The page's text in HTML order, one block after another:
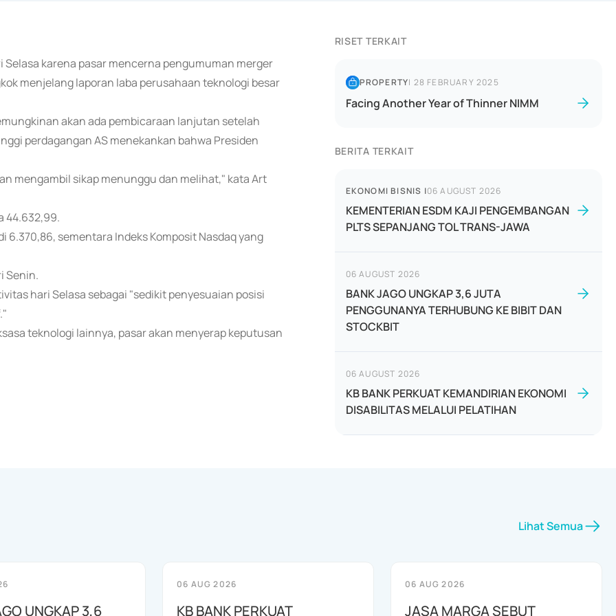
karena pasar mencerna pengumuman merger
menjelang laporan laba perusahaan teknologi besar
akan ada pembicaraan lanjutan setelah
perdagangan AS menekankan bahwa Presiden
mengambil sikap menunggu dan melihat," kata Art
44.632,99.
6.370,86, sementara Indeks Komposit Nasdaq yang
Senin.
hari Selasa sebagai "sedikit penyesuaian posisi
teknologi lainnya, pasar akan menyerap keputusan
RISET TERKAIT
PROPERTY| 28 FEBRUARY 2025
Facing Another Year of Thinner NIMM
BERITA TERKAIT
EKONOMI BISNIS |06 AUGUST 2026
KEMENTERIAN ESDM KAJI PENGEMBANGAN
PLTS SEPANJANG TOL TRANS-JAWA
06 AUGUST 2026
BANK JAGO UNGKAP 3,6 JUTA
PENGGUNANYA TERHUBUNG KE BIBIT DAN
STOCKBIT
06 AUGUST 2026
KB BANK PERKUAT KEMANDIRIAN EKONOMI
DISABILITAS MELALUI PELATIHAN
Lihat Semua
UNGKAP 3,6
06 AUG 2026
KB BANK PERKUAT
06 AUG 2026
JASA MARGA SEBUT